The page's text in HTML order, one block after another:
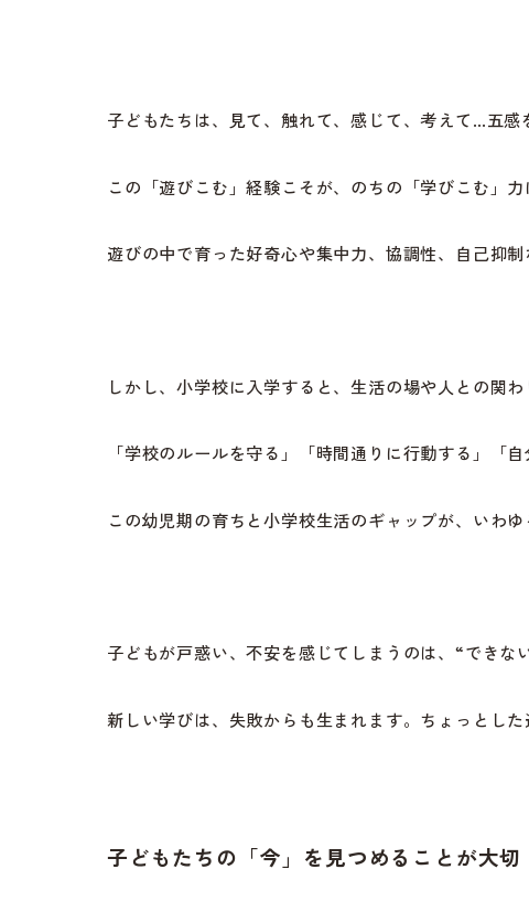
子どもたちは、見て、触れて、感じて、考えて…五感
この「遊びこむ」経験こそが、のちの「学びこむ」力
遊びの中で育った好奇心や集中力、協調性、自己抑
しかし、小学校に入学すると、生活の場や人との関わ
「学校のルールを守る」「時間通りに行動する」「
この幼児期の育ちと小学校生活のギャップが、いわ
子どもが戸惑い、不安を感じてしまうのは、“できな
新しい学びは、失敗からも生まれます。ちょっとし
子どもたちの「今」を見つめることが大切